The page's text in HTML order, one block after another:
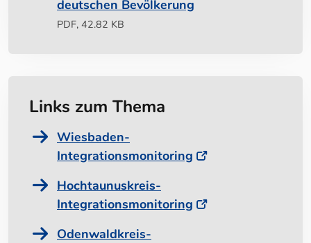
deutschen Bevölkerung
PDF, 42.82 KB
Links zum Thema
Wiesbaden-
Integrationsmonitoring
Hochtaunuskreis-
Integrationsmonitoring
Odenwaldkreis-